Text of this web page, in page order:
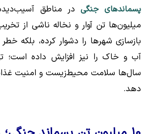
پسماندهای جنگی در مناطق
میلیون‌ها تن آوار و نخاله ناشی از
بازسازی شهرها را دشوار کرده، بلکه خطر
آب و خاک را نیز افزایش داده است؛
سال‌ها سلامت محیط‌زیست و امنیت
دهد.